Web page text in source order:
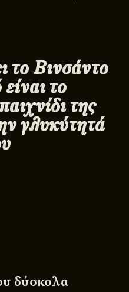
το Βινσάντο
το
της
γλυκύτητά
δύσκολα